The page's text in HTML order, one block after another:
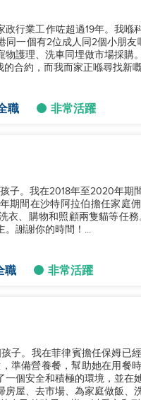
行業工作咗超過19年。我喺
同一個有2位成人同2個小朋
護理、洗車同埋做市場採購
合約，而我而家正喺尋找新
職 非常活躍
子。我在2018年至2020年期
期間在沙特阿拉伯擔任家庭
衣、購物和照顧兩隻貓等任
。謝謝你的時間！...
職 非常活躍
子。我在菲律賓擔任保姆已
個安全和積極的環境，並在
屋、去市場、為家庭做飯、